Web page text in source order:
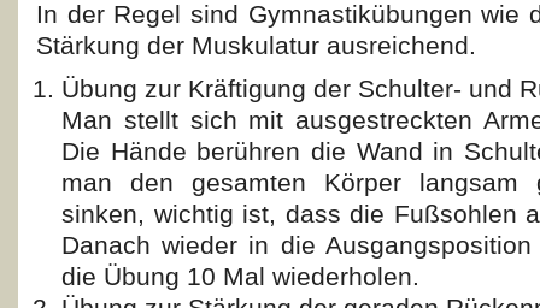
In der Regel sind Gymnastikübungen wie
Stärkung der Muskulatur ausreichend.
Übung zur Kräftigung der Schulter- und
Man stellt sich mit ausgestreckten
Die Hände berühren die Wand in
man den gesamten Körper langsam
sinken, wichtig ist, dass die Fußsohlen
Danach wieder in die
die Übung 10 Mal wiederholen.